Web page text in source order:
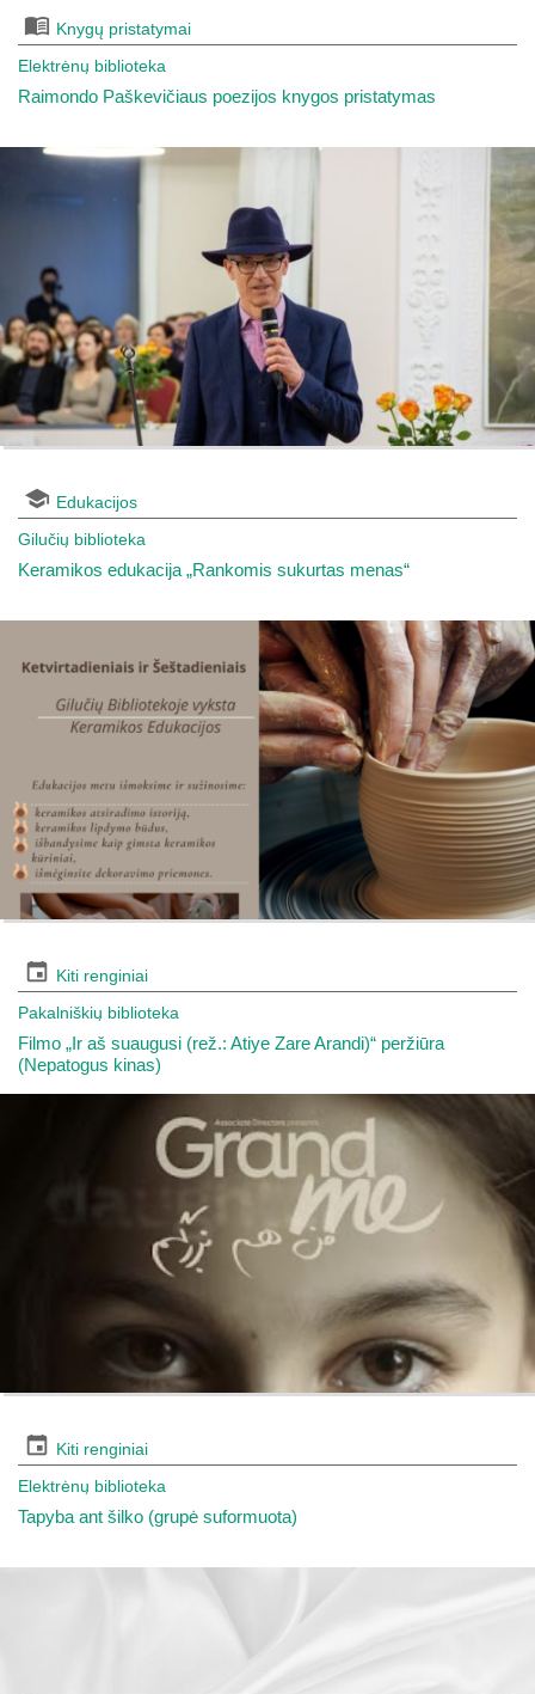
Knygų pristatymai
Elektrėnų biblioteka
Raimondo Paškevičiaus poezijos knygos pristatymas
Edukacijos
Gilučių biblioteka
Keramikos edukacija „Rankomis sukurtas menas“
Kiti renginiai
Pakalniškių biblioteka
Filmo „Ir aš suaugusi (rež.: Atiye Zare Arandi)“ peržiūra
(Nepatogus kinas)
Kiti renginiai
Elektrėnų biblioteka
Tapyba ant šilko (grupė suformuota)